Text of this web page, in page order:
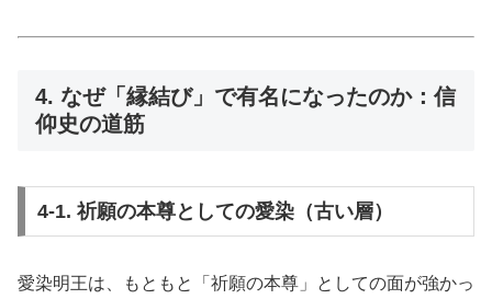
4. なぜ「縁結び」で有名になったのか：信
仰史の道筋
4-1. 祈願の本尊としての愛染（古い層）
愛染明王は、もともと「祈願の本尊」としての面が強かっ